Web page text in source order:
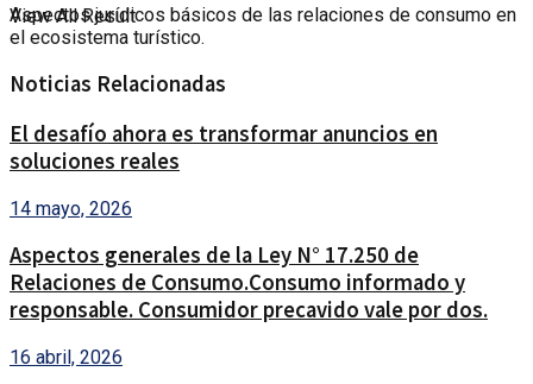
View All Result
Aspectos jurídicos básicos de las relaciones de consumo en
el ecosistema turístico.
Noticias Relacionadas
El desafío ahora es transformar anuncios en
soluciones reales
14 mayo, 2026
Aspectos generales de la Ley N° 17.250 de
Relaciones de Consumo.Consumo informado y
responsable. Consumidor precavido vale por dos.
16 abril, 2026